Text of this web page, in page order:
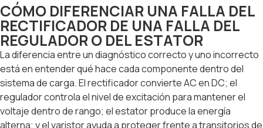
CÓMO DIFERENCIAR UNA FALLA DEL
RECTIFICADOR DE UNA FALLA DEL
REGULADOR O DEL ESTATOR
La diferencia entre un diagnóstico correcto y uno incorrecto
está en entender qué hace cada componente dentro del
sistema de carga. El rectificador convierte AC en DC; el
regulador controla el nivel de excitación para mantener el
voltaje dentro de rango; el estator produce la energía
alterna; y el varistor ayuda a proteger frente a transitorios de